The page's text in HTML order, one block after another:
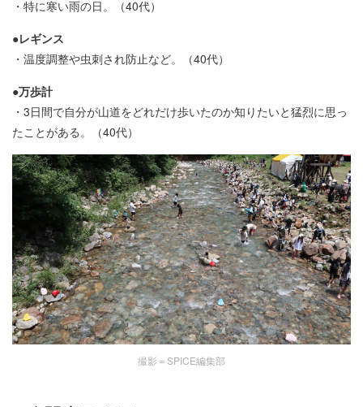
・特に寒い雨の日。（40代）
●レギンス
・温度調整や虫刺され防止など。（40代）
●万歩計
・3日間で自分が山道をどれだけ歩いたのか知りたいと猛烈に思っ
たことがある。（40代）
撮影＝SPICE編集部